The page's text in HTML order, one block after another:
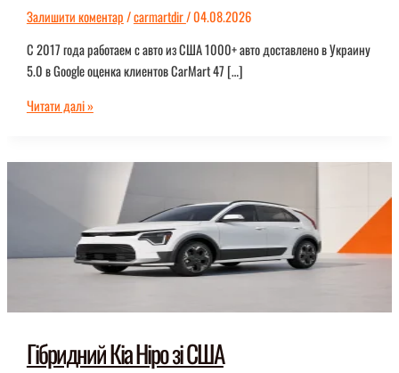
Залишити коментар/carmartdir/04.08.2026
С 2017 года работаем с авто из США 1000+ авто доставлено в Украину
5.0 в Google оценка клиентов CarMart 47 […]
Огляд
EV
Читати далі »
Гібридний Кіа Ніро зі США